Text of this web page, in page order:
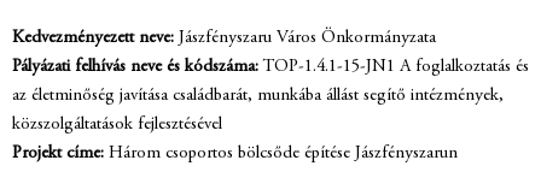
Kedvezményezett neve: Jászfényszaru Város Önkormányzata
Pályázati felhívás neve és kódszáma:TOP-1.4.1-15-JN1 A foglalkoztatás és
az életminőség javítása családbarát, munkába állást segítő intézmények,
közszolgáltatások fejlesztésével
Projekt címe: Három csoportos bölcsőde építése Jászfényszarun